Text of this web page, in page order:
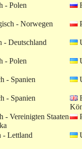
- Polen
- Norwegen
- Deutschland
- Polen
- Spanien
- Spanien
- Vereinigten Staaten
- Lettland